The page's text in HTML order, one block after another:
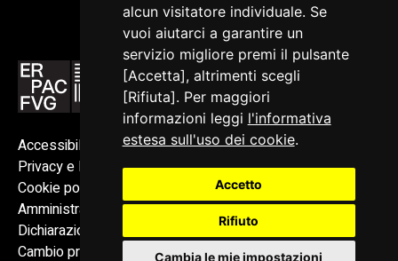
alcun visitatore individuale. Se
vuoi aiutarci a garantire un
servizio migliore premi il pulsante
[Accetta], altrimenti scegli
[Rifiuta]. Per maggiori
informazioni leggi l'informativa
estesa sull'uso dei cookie.
Accetto
Rifiuto
Cambia le mie impostazioni
Accessibilità
Privacy e Note legali
Cookie policy
Amministrazione trasparente
Dichiarazione di accessibilità
Cambio preferenze cookie